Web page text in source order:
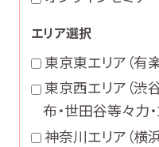
エリア選択
東京東エリア（有
東京西エリア（渋
布・世田谷等々力・
神奈川エリア（横